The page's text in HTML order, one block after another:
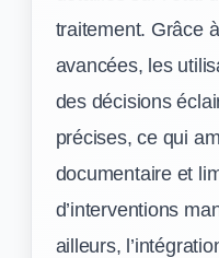
traitement. Grâce
avancées, les
des décisions
précises, ce qui
documentaire et
d’interventions
ailleurs,